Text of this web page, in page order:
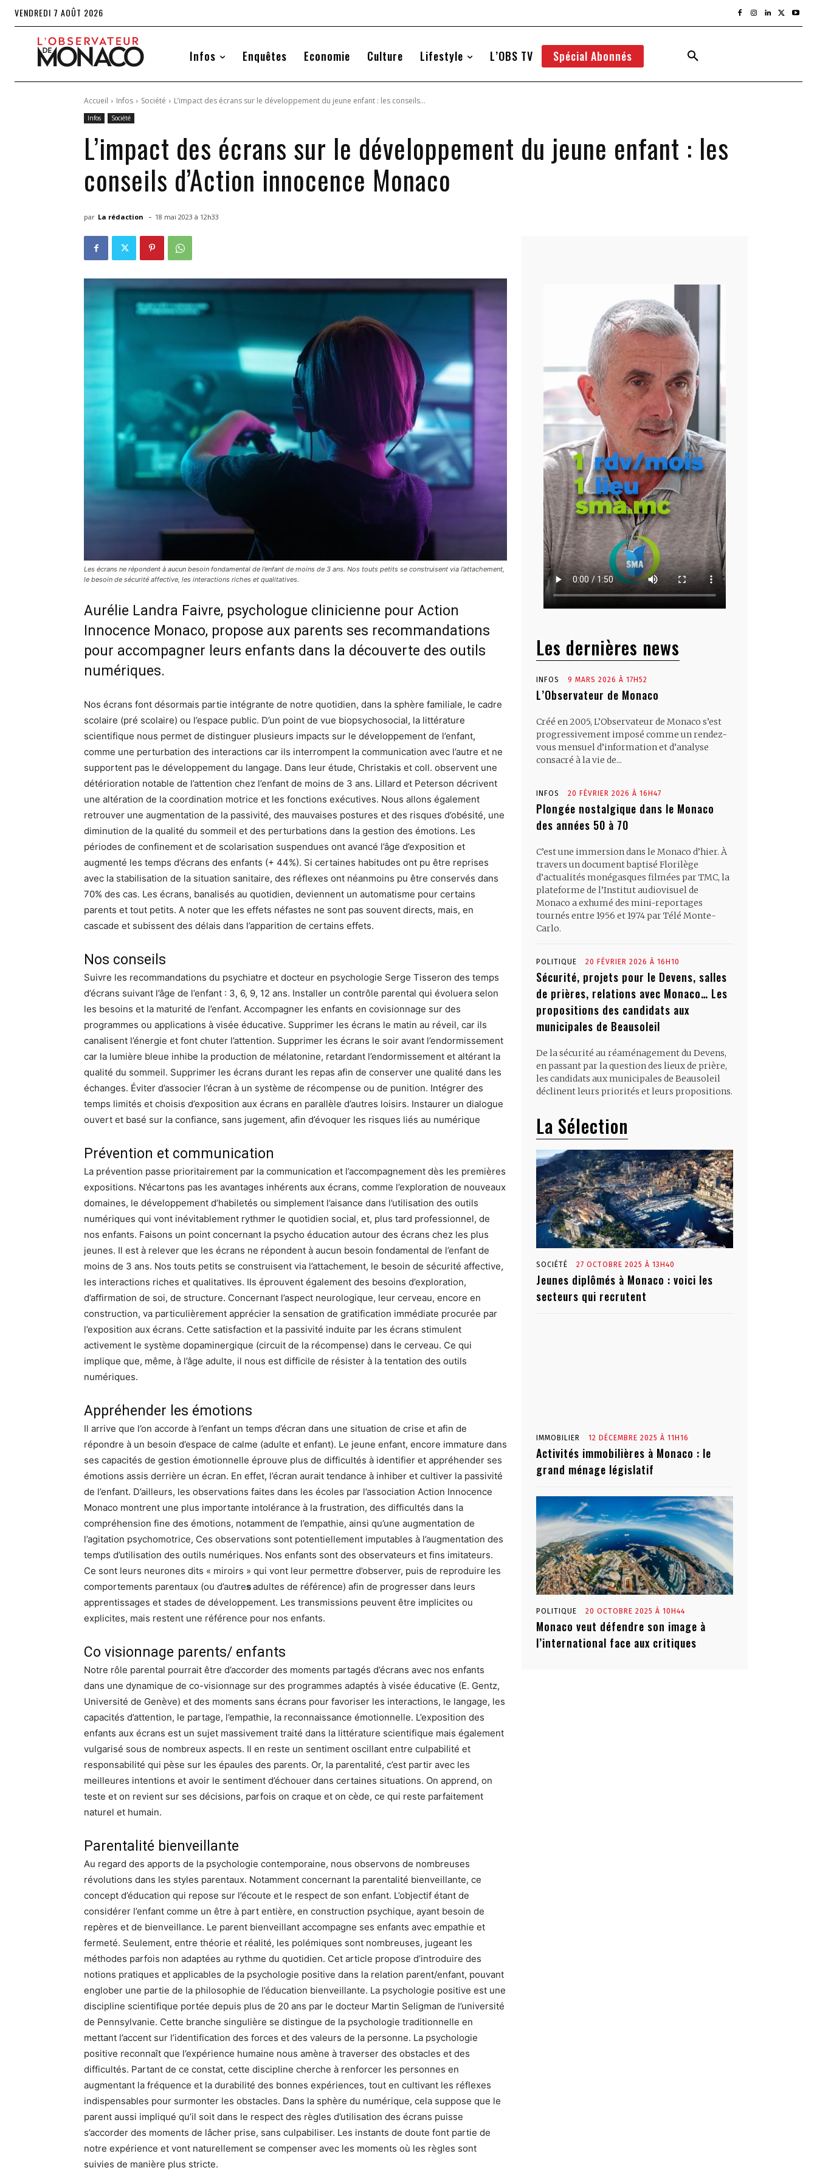
VENDREDI 7 AOÛT 2026
Infos Enquêtes Economie Culture Lifestyle L’OBS TV Spécial Abonnés
Accueil Infos Société L’impact des écrans sur le développement du jeune enfant : les conseils...
Infos Société
L’impact des écrans sur le développement du jeune enfant : les
conseils d’Action innocence Monaco
par La rédaction - 18 mai 2023 à 12h33
Les écrans ne répondent à aucun besoin fondamental de l’enfant de moins de 3 ans. Nos touts petits se construisent via l’attachement,
le besoin de sécurité affective, les interactions riches et qualitatives.
Aurélie Landra Faivre, psychologue clinicienne pour Action
Innocence Monaco, propose aux parents ses recommandations
pour accompagner leurs enfants dans la découverte des outils
numériques.
Nos écrans font désormais partie intégrante de notre quotidien, dans la sphère familiale, le cadre
scolaire (pré scolaire) ou l’espace public. D’un point de vue biopsychosocial, la littérature
scientifique nous permet de distinguer plusieurs impacts sur le développement de l’enfant,
comme une perturbation des interactions car ils interrompent la communication avec l’autre et ne
supportent pas le développement du langage. Dans leur étude, Christakis et coll. observent une
détérioration notable de l’attention chez l’enfant de moins de 3 ans. Lillard et Peterson décrivent
une altération de la coordination motrice et les fonctions exécutives. Nous allons également
retrouver une augmentation de la passivité, des mauvaises postures et des risques d’obésité, une
diminution de la qualité du sommeil et des perturbations dans la gestion des émotions. Les
périodes de confinement et de scolarisation suspendues ont avancé l’âge d’exposition et
augmenté les temps d’écrans des enfants (+ 44%). Si certaines habitudes ont pu être reprises
avec la stabilisation de la situation sanitaire, des réflexes ont néanmoins pu être conservés dans
70% des cas. Les écrans, banalisés au quotidien, deviennent un automatisme pour certains
parents et tout petits. A noter que les effets néfastes ne sont pas souvent directs, mais, en
cascade et subissent des délais dans l’apparition de certains effets.
Nos conseils
Suivre les recommandations du psychiatre et docteur en psychologie Serge Tisseron des temps
d’écrans suivant l’âge de l’enfant : 3, 6, 9, 12 ans. Installer un contrôle parental qui évoluera selon
les besoins et la maturité de l’enfant. Accompagner les enfants en covisionnage sur des
programmes ou applications à visée éducative. Supprimer les écrans le matin au réveil, car ils
canalisent l’énergie et font chuter l’attention. Supprimer les écrans le soir avant l’endormissement
car la lumière bleue inhibe la production de mélatonine, retardant l’endormissement et altérant la
qualité du sommeil. Supprimer les écrans durant les repas afin de conserver une qualité dans les
échanges. Éviter d’associer l’écran à un système de récompense ou de punition. Intégrer des
temps limités et choisis d’exposition aux écrans en parallèle d’autres loisirs. Instaurer un dialogue
ouvert et basé sur la confiance, sans jugement, afin d’évoquer les risques liés au numérique
Prévention et communication
La prévention passe prioritairement par la communication et l’accompagnement dès les premières
expositions. N’écartons pas les avantages inhérents aux écrans, comme l’exploration de nouveaux
domaines, le développement d’habiletés ou simplement l’aisance dans l’utilisation des outils
numériques qui vont inévitablement rythmer le quotidien social, et, plus tard professionnel, de
nos enfants. Faisons un point concernant la psycho éducation autour des écrans chez les plus
jeunes. Il est à relever que les écrans ne répondent à aucun besoin fondamental de l’enfant de
moins de 3 ans. Nos touts petits se construisent via l’attachement, le besoin de sécurité affective,
les interactions riches et qualitatives. Ils éprouvent également des besoins d’exploration,
d’affirmation de soi, de structure. Concernant l’aspect neurologique, leur cerveau, encore en
construction, va particulièrement apprécier la sensation de gratification immédiate procurée par
l’exposition aux écrans. Cette satisfaction et la passivité induite par les écrans stimulent
activement le système dopaminergique (circuit de la récompense) dans le cerveau. Ce qui
implique que, même, à l’âge adulte, il nous est difficile de résister à la tentation des outils
numériques.
Appréhender les émotions
Il arrive que l’on accorde à l’enfant un temps d’écran dans une situation de crise et afin de
répondre à un besoin d’espace de calme (adulte et enfant). Le jeune enfant, encore immature dans
ses capacités de gestion émotionnelle éprouve plus de difficultés à identifier et appréhender ses
émotions assis derrière un écran. En effet, l’écran aurait tendance à inhiber et cultiver la passivité
de l’enfant. D’ailleurs, les observations faites dans les écoles par l’association Action Innocence
Monaco montrent une plus importante intolérance à la frustration, des difficultés dans la
compréhension fine des émotions, notamment de l’empathie, ainsi qu’une augmentation de
l’agitation psychomotrice, Ces observations sont potentiellement imputables à l’augmentation des
temps d’utilisation des outils numériques. Nos enfants sont des observateurs et fins imitateurs.
Ce sont leurs neurones dits « miroirs » qui vont leur permettre d’observer, puis de reproduire les
comportements parentaux (ou d’autresadultes de référence) afin de progresser dans leurs
apprentissages et stades de développement. Les transmissions peuvent être implicites ou
explicites, mais restent une référence pour nos enfants.
Co visionnage parents/ enfants
Notre rôle parental pourrait être d’accorder des moments partagés d’écrans avec nos enfants
dans une dynamique de co-visionnage sur des programmes adaptés à visée éducative (E. Gentz,
Université de Genève) et des moments sans écrans pour favoriser les interactions, le langage, les
capacités d’attention, le partage, l’empathie, la reconnaissance émotionnelle. L’exposition des
enfants aux écrans est un sujet massivement traité dans la littérature scientifique mais également
vulgarisé sous de nombreux aspects. Il en reste un sentiment oscillant entre culpabilité et
responsabilité qui pèse sur les épaules des parents. Or, la parentalité, c’est partir avec les
meilleures intentions et avoir le sentiment d’échouer dans certaines situations. On apprend, on
teste et on revient sur ses décisions, parfois on craque et on cède, ce qui reste parfaitement
naturel et humain.
Parentalité bienveillante
Au regard des apports de la psychologie contemporaine, nous observons de nombreuses
révolutions dans les styles parentaux. Notamment concernant la parentalité bienveillante, ce
concept d’éducation qui repose sur l’écoute et le respect de son enfant. L’objectif étant de
considérer l’enfant comme un être à part entière, en construction psychique, ayant besoin de
repères et de bienveillance. Le parent bienveillant accompagne ses enfants avec empathie et
fermeté. Seulement, entre théorie et réalité, les polémiques sont nombreuses, jugeant les
méthodes parfois non adaptées au rythme du quotidien. Cet article propose d’introduire des
notions pratiques et applicables de la psychologie positive dans la relation parent/enfant, pouvant
englober une partie de la philosophie de l’éducation bienveillante. La psychologie positive est une
discipline scientifique portée depuis plus de 20 ans par le docteur Martin Seligman de l’université
de Pennsylvanie. Cette branche singulière se distingue de la psychologie traditionnelle en
mettant l’accent sur l’identification des forces et des valeurs de la personne. La psychologie
positive reconnaît que l’expérience humaine nous amène à traverser des obstacles et des
difficultés. Partant de ce constat, cette discipline cherche à renforcer les personnes en
augmentant la fréquence et la durabilité des bonnes expériences, tout en cultivant les réflexes
indispensables pour surmonter les obstacles. Dans la sphère du numérique, cela suppose que le
parent aussi impliqué qu’il soit dans le respect des règles d’utilisation des écrans puisse
s’accorder des moments de lâcher prise, sans culpabiliser. Les instants de doute font partie de
notre expérience et vont naturellement se compenser avec les moments où les règles sont
suivies de manière plus stricte.
Les dernières news
INFOS 9 MARS 2026 À 17H52
L’Observateur de Monaco
Créé en 2005, L’Observateur de Monaco s’est
progressivement imposé comme un rendez-
vous mensuel d’information et d’analyse
consacré à la vie de...
INFOS 20 FÉVRIER 2026 À 16H47
Plongée nostalgique dans le Monaco
des années 50 à 70
C’est une immersion dans le Monaco d’hier. À
travers un document baptisé Florilège
d’actualités monégasques filmées par TMC, la
plateforme de l’Institut audiovisuel de
Monaco a exhumé des mini-reportages
tournés entre 1956 et 1974 par Télé Monte-
Carlo.
POLITIQUE 20 FÉVRIER 2026 À 16H10
Sécurité, projets pour le Devens, salles
de prières, relations avec Monaco… Les
propositions des candidats aux
municipales de Beausoleil
De la sécurité au réaménagement du Devens,
en passant par la question des lieux de prière,
les candidats aux municipales de Beausoleil
déclinent leurs priorités et leurs propositions.
La Sélection
SOCIÉTÉ 27 OCTOBRE 2025 À 13H40
Jeunes diplômés à Monaco : voici les
secteurs qui recrutent
IMMOBILIER 12 DÉCEMBRE 2025 À 11H16
Activités immobilières à Monaco : le
grand ménage législatif
POLITIQUE 20 OCTOBRE 2025 À 10H44
Monaco veut défendre son image à
l’international face aux critiques